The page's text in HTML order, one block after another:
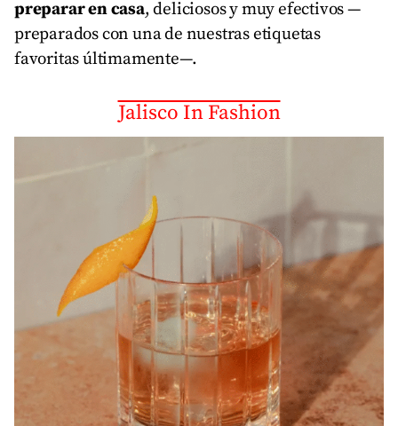
preparar en casa, deliciosos y muy efectivos —
preparados con una de nuestras etiquetas
favoritas últimamente—.
Jalisco In Fashion